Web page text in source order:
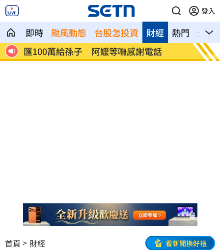
登入
即時 颱風動態 台股怎投資 熱門 影音
財經
張元瀚猝逝！愛貓跟著走惹妻悲
退休
首頁 財經 看新聞換好禮